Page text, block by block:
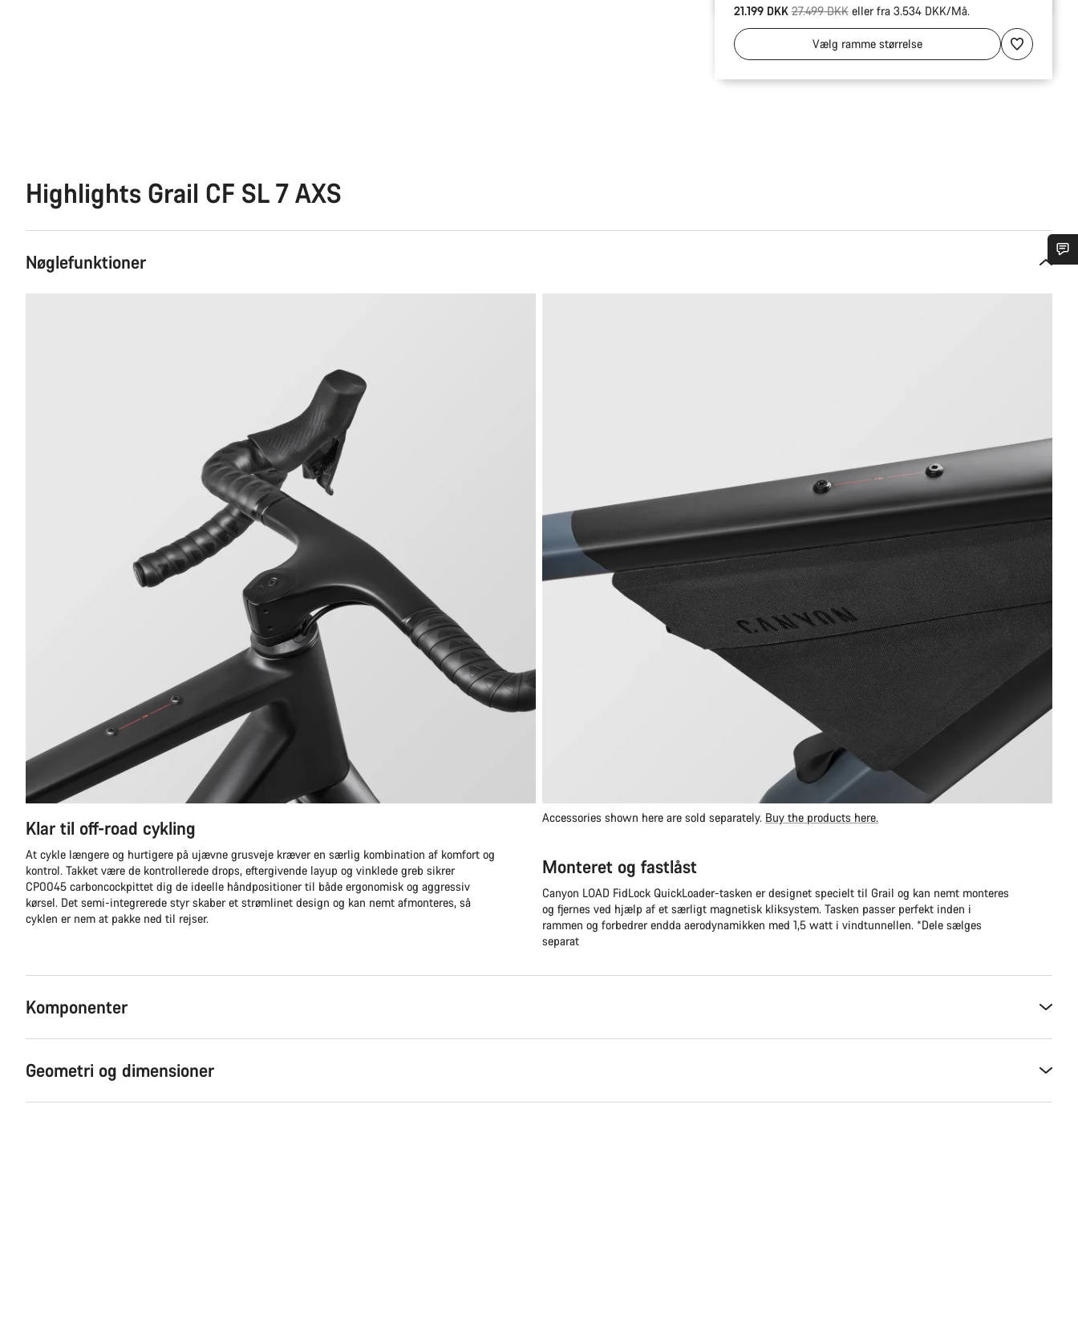
21.199 DKKOriginal pris
27.499 DKKeller fra 3.534 DKK/Må.
Vælg ramme størrelse
Highlights Grail CF SL 7 AXS
Nøglefunktioner
Klar til off-road cykling
At cykle længere og hurtigere på ujævne grusveje kræver en særlig kombination af komfort og
kontrol. Takket være de kontrollerede drops, eftergivende layup og vinklede greb sikrer
CP0045 carboncockpittet dig de ideelle håndpositioner til både ergonomisk og aggressiv
kørsel. Det semi-integrerede styr skaber et strømlinet design og kan nemt afmonteres, så
cyklen er nem at pakke ned til rejser.
Accessories shown here are sold separately. Buy the products here.
Monteret og fastlåst
Canyon LOAD FidLock QuickLoader-tasken er designet specielt til Grail og kan nemt monteres
og fjernes ved hjælp af et særligt magnetisk kliksystem. Tasken passer perfekt inden i
rammen og forbedrer endda aerodynamikken med 1,5 watt i vindtunnellen. *Dele sælges
separat
Komponenter
Geometri og dimensioner